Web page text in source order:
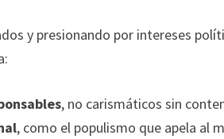
y presionando por intereses
, no carismáticos sin
, como el populismo que apela al